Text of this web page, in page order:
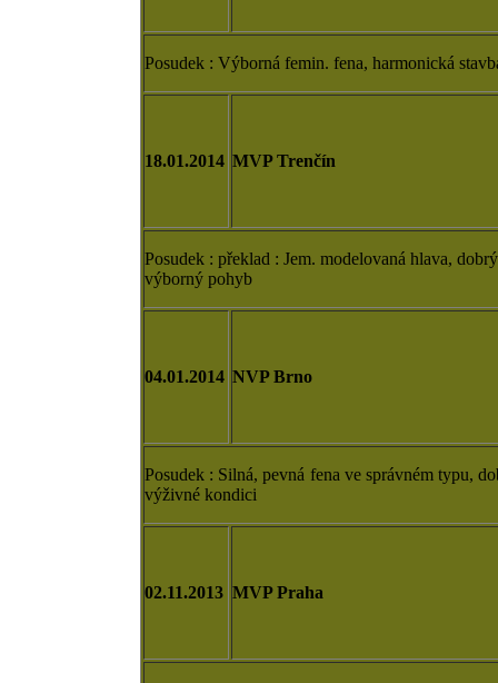
Posudek : Výborná femin. fena, harmonická
18.01.2014 MVP Trenčín
Posudek : překlad : Jem. modelovaná hlava,
výborný pohyb
04.01.2014 NVP Brno
Posudek : Silná, pevná fena ve správném typu,
výživné kondici
02.11.2013 MVP Praha